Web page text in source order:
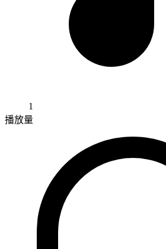
1
播放量